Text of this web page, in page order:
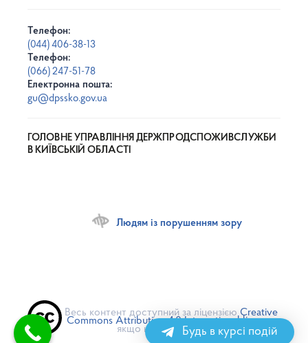
Телефон:
(044) 406-38-13
Телефон:
(066) 247-51-78
Електронна пошта:
gu@dpssko.gov.ua
ГОЛОВНЕ УПРАВЛІННЯ ДЕРЖПРОДСПОЖИВСЛУЖБИ
В КИЇВСЬКІЙ ОБЛАСТІ
Людям із порушенням зору
Весь контент доступний за ліцензією Creative
Commons Attribution 4.0 International license,
якщо не зазначено іншеБудь в курсі подій